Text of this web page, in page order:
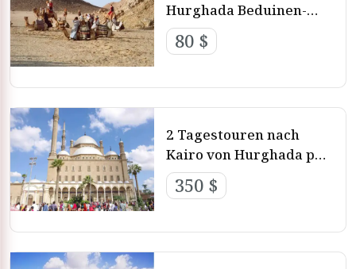
Hurghada Beduinen-
Safari-Ausflüge im
Geländewagen
80 $
2 Tagestouren nach
Kairo von Hurghada per
Flug
350 $